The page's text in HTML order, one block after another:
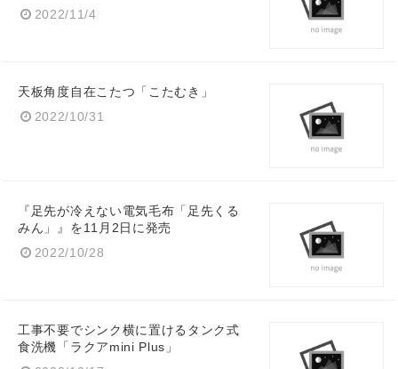
2022/11/4
天板角度自在こたつ「こたむき」
2022/10/31
『足先が冷えない電気毛布「足先くる
みん」』を11月2日に発売
2022/10/28
工事不要でシンク横に置けるタンク式
食洗機「ラクアmini Plus」